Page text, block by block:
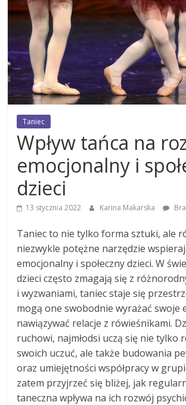
Taniec
Wpływ tańca na
emocjonalny i
dzieci
13 stycznia 2022 Karina Makarska
Taniec to nie tylko forma sztuki, ale
niezwykle potężne narzędzie
emocjonalny i społeczny dzieci. W
dzieci często zmagają się z
i wyzwaniami, taniec staje się
mogą one swobodnie wyrażać swoje
nawiązywać relacje z rówieśnikami.
ruchowi, najmłodsi uczą się nie tylko
swoich uczuć, ale także budowania
oraz umiejętności współpracy w
zatem przyjrzeć się bliżej, jak
taneczna wpływa na ich rozwój